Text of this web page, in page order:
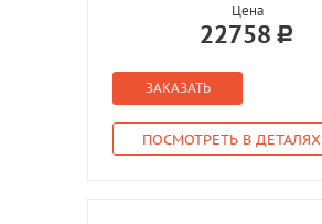
Цена
22758
ЗАКАЗАТЬ
ПОСМОТРЕТЬ В ДЕТАЛЯХ